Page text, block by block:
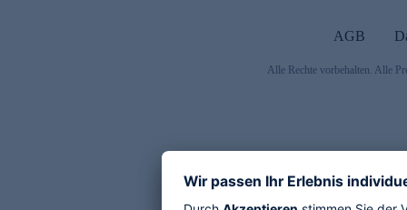
AGB
Alle Rechte vorbehalten. Alle